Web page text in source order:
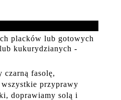
placków lub gotowych
kukurydzianych -
czarną fasolę,
przyprawy
doprawiamy solą i